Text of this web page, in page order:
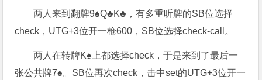
两人来到翻牌9♠Q♣K♣，有多重听牌的SB位选择
check，UTG+3位开一枪600，SB位选择check-call。
两人在转牌K♠上都选择check，于是来到了最后一
张公共牌7♠。SB位再次check，击中set的UTG+3位开一